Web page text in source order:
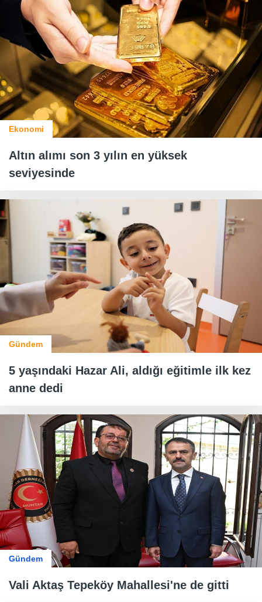
Ekonomi
Altın alımı son 3 yılın en yüksek
seviyesinde
Gündem
5 yaşındaki Hazar Ali, aldığı eğitimle ilk kez
anne dedi
Gündem
Vali Aktaş Tepeköy Mahallesi'ne de gitti